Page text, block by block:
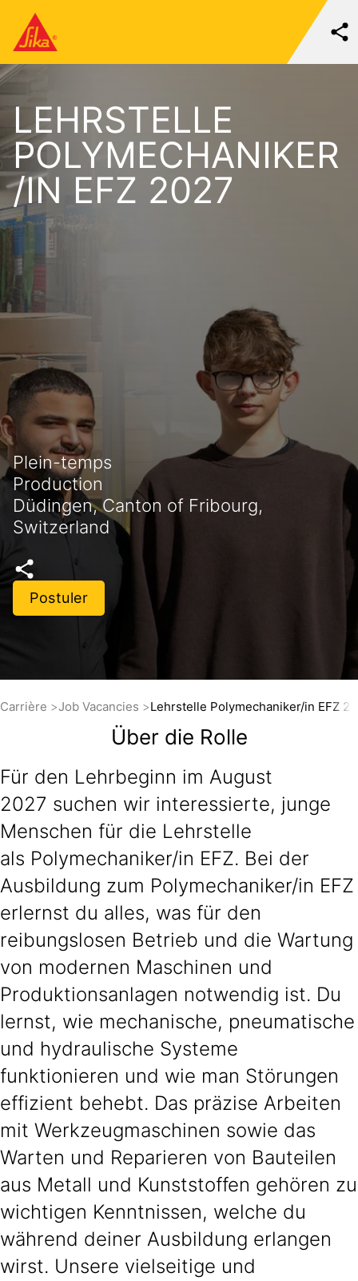
LEHRSTELLE
POLYMECHANIKER
/IN EFZ 2027
Plein-temps
Production
Düdingen, Canton of Fribourg,
Switzerland
Postuler
Carrière Job Vacancies Lehrstelle Polymechaniker/in EFZ
Über die Rolle
Für den Lehrbeginn im August
2027 suchen wir interessierte, junge
Menschen für die Lehrstelle
als Polymechaniker/in EFZ. Bei der
Ausbildung zum Polymechaniker/in EFZ
erlernst du alles, was für den
reibungslosen Betrieb und die Wartung
von modernen Maschinen und
Produktionsanlagen notwendig ist. Du
lernst, wie mechanische, pneumatische
und hydraulische Systeme
funktionieren und wie man Störungen
effizient behebt. Das präzise Arbeiten
mit Werkzeugmaschinen sowie das
Warten und Reparieren von Bauteilen
aus Metall und Kunststoffen gehören zu
wichtigen Kenntnissen, welche du
während deiner Ausbildung erlangen
wirst. Unsere vielseitige und